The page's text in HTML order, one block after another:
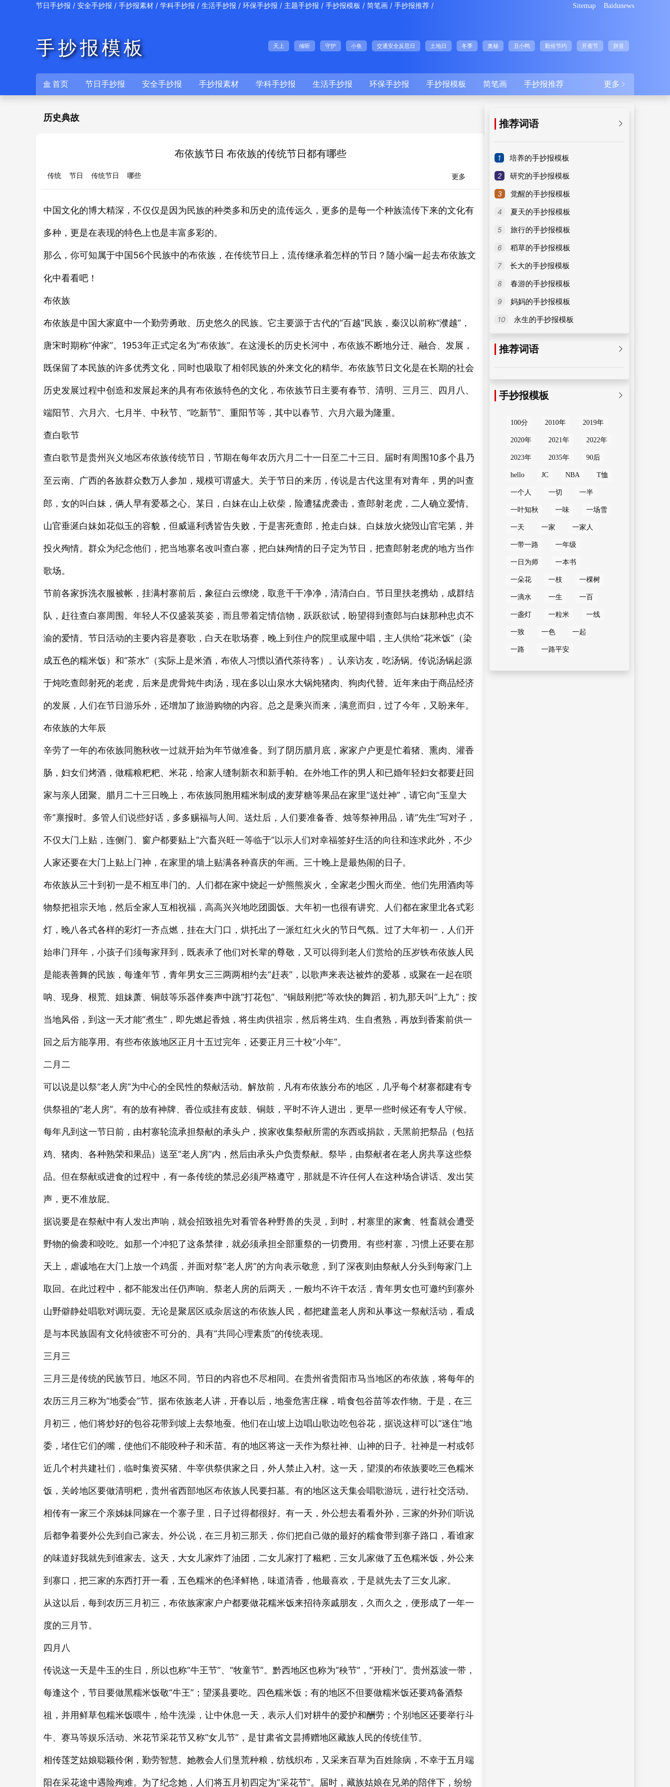
节日手抄报 / 安全手抄报 / 手抄报素材 / 学科手抄报 / 生活手抄报 / 环保手抄报 / 主题手抄报 / 手抄报模板 / 简笔画 / 手抄报推荐 / Sitemap Baidunews
手抄报模板 天上 倾听 守护 小鱼 交通安全反思日 土地日 冬季 奥秘 丑小鸭 勤俭节约 开斋节 拼音
更多 
 首页 节日手抄报 安全手抄报 手抄报素材 学科手抄报 生活手抄报 环保手抄报 手抄报模板 简笔画 手抄报推荐
历史典故
布依族节日 布依族的传统节日都有哪些
更多
传统 节日 传统节日 哪些
中国文化的博大精深，不仅仅是因为民族的种类多和历史的流传远久，更多的是每一个种族流传下来的文化有
多种，更是在表现的特色上也是丰富多彩的。
那么，你可知属于中国56个民族中的布依族，在传统节日上，流传继承着怎样的节日？随小编一起去布依族文
化中看看吧！
布依族
布依族是中国大家庭中一个勤劳勇敢、历史悠久的民族。它主要源于古代的“百越”民族，秦汉以前称“濮越”，
唐宋时期称“仲家”。1953年正式定名为“布依族”。在这漫长的历史长河中，布依族不断地分迁、融合、发展，
既保留了本民族的许多优秀文化，同时也吸取了相邻民族的外来文化的精华。布依族节日文化是在长期的社会
历史发展过程中创造和发展起来的具有布依族特色的文化，布依族节日主要有春节、清明、三月三、四月八、
端阳节、六月六、七月半、中秋节、“吃新节”、重阳节等，其中以春节、六月六最为隆重。
查白歌节
查白歌节是贵州兴义地区布依族传统节日 ，节期在每年农历六月二十一日至二十三日。届时有周围10多个县乃
至云南、广西的各族群众数万人参加，规模可谓盛大。关于节日 的来历，传说是古代这里有对青年，男的叫查
郎，女的叫白妹，俩人早有爱慕之心。某日，白妹在山上砍柴，险遭猛虎袭击，查郎射老虎，二人确立爱情。
山官垂涎白妹如花似玉的容貌，但威逼利诱皆告失败，于是害死查郎，抢走白妹。白妹放火烧毁山官宅第，并
投火殉情。群众为纪念他们，把当地寨名改叫查白寨，把白妹殉情的日子定为节日，把查郎射老虎的地方当作
歌场。
节前各家拆洗衣服被帐，挂满村寨前后，象征白云缭绕，取意干干净净，清清白白。节日里扶老携幼，成群结
队，赶往查白寨周围。年轻人不仅盛装英姿，而且带着定情信物，跃跃欲试，盼望得到查郎与白妹那种忠贞不
渝的爱情。节日活动的主要内容是赛歌，白天在歌场赛，晚上到住户的院里或屋中唱，主人供给“花米饭”（染
成五色的糯米饭）和“茶水”（实际上是米酒，布依人习惯以酒代茶待客）。认亲访友，吃汤锅。传说汤锅起源
于炖吃查郎射死的老虎，后来是虎骨炖牛肉汤，现在多以山泉水大锅炖猪肉、狗肉代替。近年来由于商品经济
的发展，人们在节日游乐外，还增加了旅游购物的内容。总之是乘兴而来，满意而归，过了今年，又盼来年。
布依族的大年辰
辛劳了一年的布依族同胞秋收一过就开始为年节做准备。到了阴历腊月底，家家户户更是忙着猪、熏肉、灌香
肠，妇女们烤酒，做糯粮粑粑、米花，给家人缝制新衣和新手帕。在外地工作的男人和已婚年轻妇女都要赶回
家与亲人团聚。腊月二十三日晚上，布依族同胞用糯米制成的麦芽糖等果品在家里“送灶神”，请它向“玉皇大
帝”禀报时。多管人们说些好话，多多赐福与人间。送灶后，人们要准备香、烛等祭神用品，请“先生”写对子，
不仅大门上贴，连侧门、窗户都要贴上“六畜兴旺一等临于”以示人们对幸福签好生活的向往和连求此外，不少
人家还要在大门上贴上门神，在家里的墙上贴满各种喜庆的年画。三十晚上是最热闹的日子。
布依族从三十到初一是不相互串门的。人们都在家中烧起一炉熊熊炭火，全家老少围火而坐。他们先用酒肉等
物祭把祖宗天地，然后全家人互相祝福，高高兴兴地吃团圆饭。大年初一也很有讲究、人们都在家里北各式彩
灯，晚八各式各样的彩灯一齐点燃，挂在大门口，烘托出了一派红红火火的节日气氛。过了大年初一，人们开
始串门拜年，小孩子们须每家拜到，既表承了他们对长辈的尊敬，又可以得到老人们赏给的压岁铁布依族人民
是能表善舞的民族，每逢年节，青年男女三三两两相约去“赶表”，以歌声来表达被炸的爱慕，或聚在一起在唢
呐、现身、根荒、姐妹萧、铜鼓等乐器伴奏声中跳“打花包”、“铜鼓刚把”等欢快的舞蹈，初九那天叫“上九”；按
当地风俗，到这一天才能“煮生”，即先燃起香烛，将生肉供祖宗，然后将生鸡、生自煮熟，再放到香案前供一
回之后方能享用。有些布依族地区正月十五过完年，还要正月三十校“小年”。
二月二
可以说是以祭“老人房”为中心的全民性的祭献活动。解放前，凡有布依族分布的地区，几乎每个材寨都建有专
供祭祖的“老人房”。有的放有神牌、香位或挂有皮鼓、铜鼓，平时不许人进出，更早一些时候还有专人守候。
每年凡到这一节日前，由村寨轮流承担祭献的承头户，挨家收集祭献所需的东西或捐款，天黑前把祭品（包括
鸡、猪肉、各种熟荣和果品）送至“老人房”内，然后由承头户负责祭献。祭毕，由祭献者在老人房共享这些祭
品。但在祭献或进食的过程中，有一条传统的禁忌必须严格遵守，那就是不许任何人在这种场合讲话、发出笑
声，更不准放屁。
据说要是在祭献中有人发出声响，就会招致祖先对看管各种野兽的失灵，到时，村寨里的家禽、牲畜就会遭受
野物的偷袭和咬吃。如那一个冲犯了这条禁律，就必须承担全部重祭的一切费用。有些村寨，习惯上还要在那
天上，虐诚地在大门上放一个鸡蛋，并面对祭“老人房”的方向表示敬意，到了深夜则由祭献人分头到每家门上
取回。在此过程中，都不能发出任仍声响。祭老人房的后两天，一般均不许干农活，青年男女也可邀约到寨外
山野僻静处唱歌对调玩耍。无论是聚居区或杂居这的布依族人民，都把建盖老人房和从事这一祭献活动，看成
是与本民族固有文化特彼密不可分的、具有“共同心理素质”的传统表现。
三月三
三月三是传统的民族节日。地区不同。节日的内容也不尽相同。在贵州省贵阳市马当地区的布依族，将每年的
农历三月三称为“地委会”节。据布依族老人讲，开春以后，地蚕危害庄稼，啃食包谷苗等农作物。于是，在三
月初三，他们将炒好的包谷花带到坡上去祭地蚕。他们在山坡上边唱山歌边吃包谷花，据说这样可以“迷住”地
委，堵住它们的嘴，使他们不能咬种子和禾苗。有的地区将这一天作为祭社神、山神的日子。社神是一村或邻
近几个村共建社们，临时集资买猪、牛宰供祭供家之日，外人禁止入村。这一天，望漠的布依族要吃三色糯米
饭，关岭地区要做清明粑，贵州省西部地区布依族人民要扫墓。有的地区这天集会唱歌游玩，进行社交活动。
相传有一家三个亲姊妹同嫁在一个寨子里，日子过得都很好。有一天，外公想去看看外孙，三家的外孙们听说
后都争着要外公先到自己家去。外公说，在三月初三那天，你们把自己做的最好的糯食带到寨子路口，看谁家
的味道好我就先到谁家去。这天，大女儿家炸了油团，二女儿家打了糍粑，三女儿家做了五色糯米饭，外公来
到寨口，把三家的东西打开一看，五色糯米的色泽鲜艳，味道清香，他最喜欢，于是就先去了三女儿家。
从这以后，每到农历三月初三，布依族家家户户都要做花糯米饭来招待亲戚朋友，久而久之，便形成了一年一
度的三月节。
四月八
传说这一天是牛玉的生日，所以也称“牛王节”、“牧童节”。黔西地区也称为“秧节”，“开秧门”。贵州荔波一带，
每逢这个，节目要做黑糯米饭敬“牛王”；望溪县要吃。四色糯米饭；有的地区不但要做糯米饭还要鸡备酒祭
祖，并用鲜草包糯米饭喂牛，给牛洗澡，让中休息一天，表示人们对耕牛的爱护和酬劳；个别地区还要举行斗
牛、赛马等娱乐活动、米花节采花节又称“女儿节”，是甘肃省文昙搏赠地区藏族人民的传统佳节。
相传莲芝姑娘聪颖伶俐，勤劳智慧。她教会人们垦荒种粮，纺线织布，又采来百草为百姓除病，不幸于五月端
阳在采花途中遇险殉难。为了纪念她，人们将五月初四定为“采花节”。届时，藏族姑娘在兄弟的陪伴下，纷纷

推荐词语
1 培养的手抄报模板
2 研究的手抄报模板
3 觉醒的手抄报模板
4 夏天的手抄报模板
5 旅行的手抄报模板
6 稻草的手抄报模板
7 长大的手抄报模板
8 春游的手抄报模板
9 妈妈的手抄报模板
10 永生的手抄报模板

推荐词语

手抄报模板
100分 2010年 2019年
2020年 2021年 2022年
2023年 2035年 90后
hello JC NBA T恤
一个人 一切 一半
一叶知秋 一味 一场雪
一天 一家 一家人
一带一路 一年级
一日为师 一本书
一朵花 一枝 一棵树
一滴水 一生 一百
一盏灯 一粒米 一线
一致 一色 一起
一路 一路平安